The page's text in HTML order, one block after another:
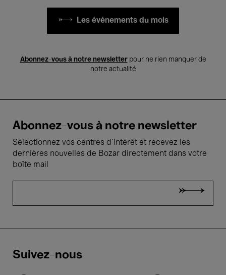
Les événements du mois
Abonnez-vous à notre newsletterpour ne rien manquer de
notre actualité
Abonnez-vous à notre newsletter
Sélectionnez vos centres d'intérêt et recevez les
dernières nouvelles de Bozar directement dans votre
boîte mail
Suivez-nous